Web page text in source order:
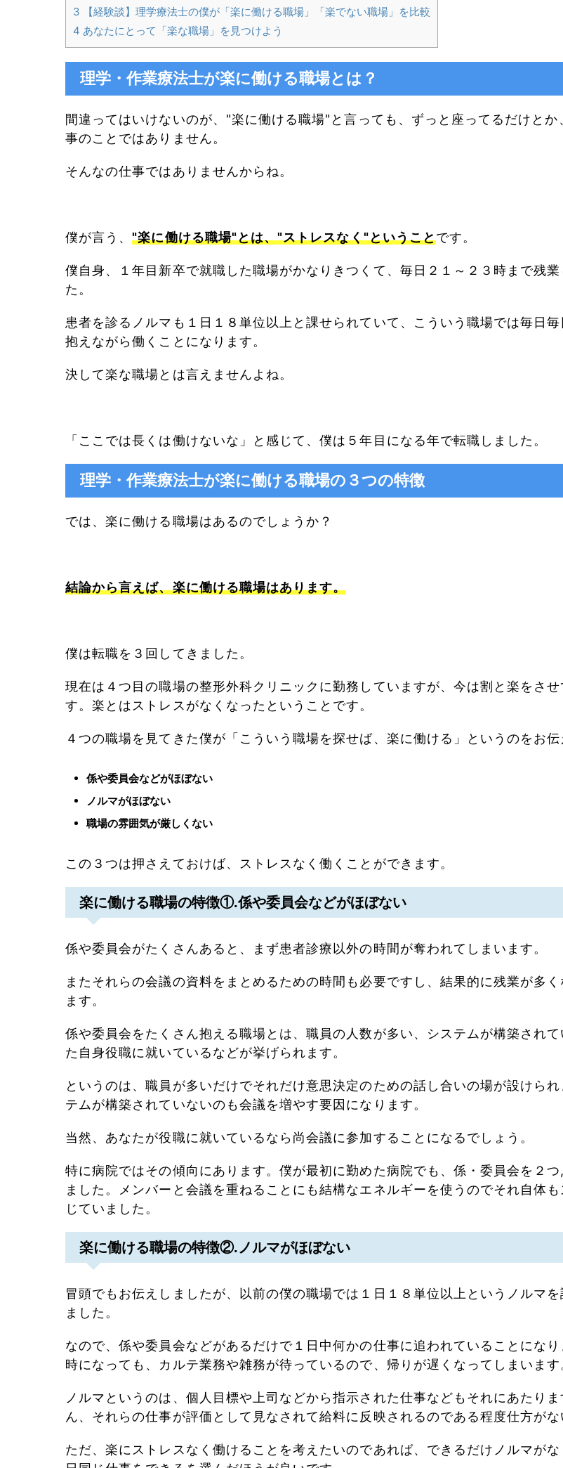
3 【経験談】理学療法士の僕が「楽に働ける職場」「楽でない職場」を比較
4 あなたにとって「楽な職場」を見つけよう
理学・作業療法士が楽に働ける職場とは？
間違ってはいけないのが、"楽に働ける職場"と言っても、ずっと座ってるだけとか
事のことではありません。
そんなの仕事ではありませんからね。
僕が言う、"楽に働ける職場"とは、"ストレスなく"ということです。
僕自身、１年目新卒で就職した職場がかなりきつくて、毎日２１～２３時まで残業
た。
患者を診るノルマも１日１８単位以上と課せられていて、こういう職場では毎日
抱えながら働くことになります。
決して楽な職場とは言えませんよね。
「ここでは長くは働けないな」と感じて、僕は５年目になる年で転職しました。
理学・作業療法士が楽に働ける職場の３つの特徴
では、楽に働ける職場はあるのでしょうか？
結論から言えば、楽に働ける職場はあります。
僕は転職を３回してきました。
現在は４つ目の職場の整形外科クリニックに勤務していますが、今は割と楽をさせ
す。楽とはストレスがなくなったということです。
４つの職場を見てきた僕が「こういう職場を探せば、楽に働ける」というのをお伝
係や委員会などがほぼない
ノルマがほぼない
職場の雰囲気が厳しくない
この３つは押さえておけば、ストレスなく働くことができます。
楽に働ける職場の特徴①.係や委員会などがほぼない
係や委員会がたくさんあると、まず患者診療以外の時間が奪われてしまいます。
またそれらの会議の資料をまとめるための時間も必要ですし、結果的に残業が多
ます。
係や委員会をたくさん抱える職場とは、職員の人数が多い、システムが構築され
た自身役職に就いているなどが挙げられます。
というのは、職員が多いだけでそれだけ意思決定のための話し合いの場が設けられ
テムが構築されていないのも会議を増やす要因になります。
当然、あなたが役職に就いているなら尚会議に参加することになるでしょう。
特に病院ではその傾向にあります。僕が最初に勤めた病院でも、係・委員会を２
ました。メンバーと会議を重ねることにも結構なエネルギーを使うのでそれ自体
じていました。
楽に働ける職場の特徴②.ノルマがほぼない
冒頭でもお伝えしましたが、以前の僕の職場では１日１８単位以上というノルマ
ました。
なので、係や委員会などがあるだけで１日中何かの仕事に追われていることにな
時になっても、カルテ業務や雑務が待っているので、帰りが遅くなってしまいます
ノルマというのは、個人目標や上司などから指示された仕事などもそれにあたり
ん、それらの仕事が評価として見なされて給料に反映されるのである程度仕方がな
ただ、楽にストレスなく働けることを考えたいのであれば、できるだけノルマが